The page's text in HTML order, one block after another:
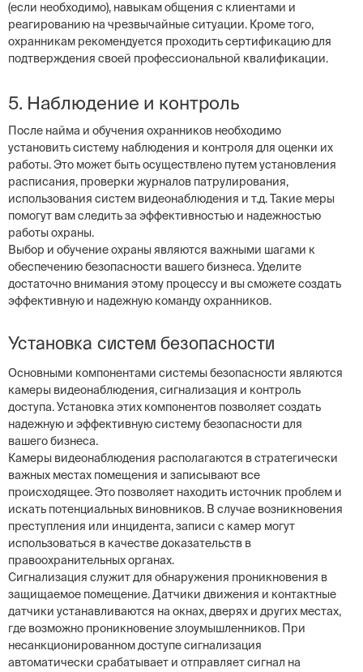
(если необходимо), навыкам общения с клиентами и
реагированию на чрезвычайные ситуации. Кроме того,
охранникам рекомендуется проходить сертификацию для
подтверждения своей профессиональной квалификации.
5. Наблюдение и контроль
После найма и обучения охранников необходимо
установить систему наблюдения и контроля для оценки их
работы. Это может быть осуществлено путем установления
расписания, проверки журналов патрулирования,
использования систем видеонаблюдения и т.д. Такие меры
помогут вам следить за эффективностью и надежностью
работы охраны.
Выбор и обучение охраны являются важными шагами к
обеспечению безопасности вашего бизнеса. Уделите
достаточно внимания этому процессу и вы сможете создать
эффективную и надежную команду охранников.
Установка систем безопасности
Основными компонентами системы безопасности являются
камеры видеонаблюдения, сигнализация и контроль
доступа. Установка этих компонентов позволяет создать
надежную и эффективную систему безопасности для
вашего бизнеса.
Камеры видеонаблюдения располагаются в стратегически
важных местах помещения и записывают все
происходящее. Это позволяет находить источник проблем и
искать потенциальных виновников. В случае возникновения
преступления или инцидента, записи с камер могут
использоваться в качестве доказательств в
правоохранительных органах.
Сигнализация служит для обнаружения проникновения в
защищаемое помещение. Датчики движения и контактные
датчики устанавливаются на окнах, дверях и других местах,
где возможно проникновение злоумышленников. При
несанкционированном доступе сигнализация
автоматически срабатывает и отправляет сигнал на